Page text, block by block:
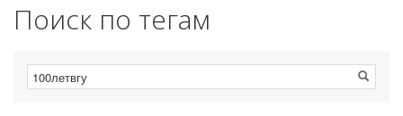
Поиск по тегам